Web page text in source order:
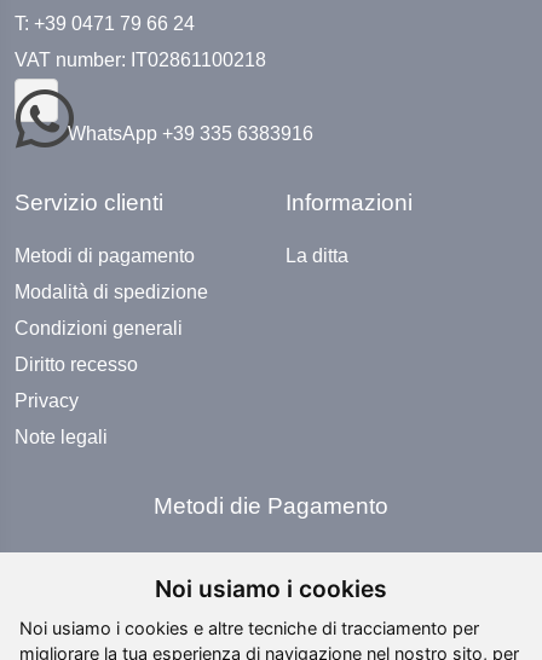
Noi usiamo i cookies
Noi usiamo i cookies e altre tecniche di tracciamento per
migliorare la tua esperienza di navigazione nel nostro sito, per
T: +39 0471 79 66 24
VAT number: IT02861100218
WhatsApp +39 335 6383916
Servizio clienti
Metodi di pagamento
Modalità di spedizione
Condizioni generali
Diritto recesso
Privacy
Note legali
Informazioni
La ditta
Metodi die Pagamento